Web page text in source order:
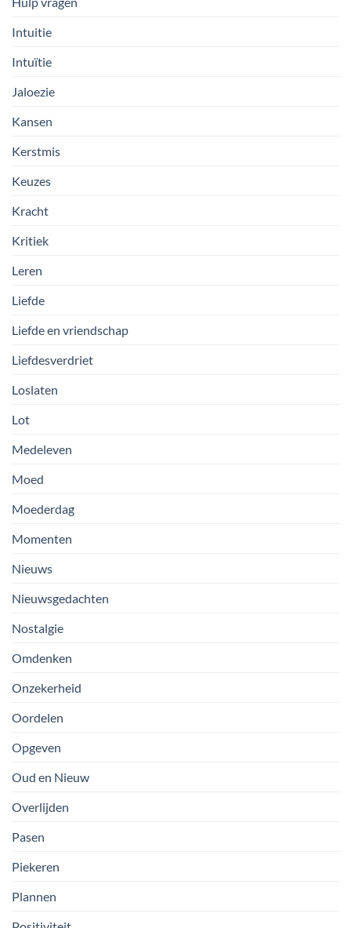
Intuitie
Intuïtie
Jaloezie
Kansen
Kerstmis
Keuzes
Kracht
Kritiek
Leren
Liefde
Liefde en vriendschap
Liefdesverdriet
Loslaten
Lot
Medeleven
Moed
Moederdag
Momenten
Nieuws
Nieuwsgedachten
Nostalgie
Omdenken
Onzekerheid
Oordelen
Opgeven
Oud en Nieuw
Overlijden
Pasen
Piekeren
Plannen